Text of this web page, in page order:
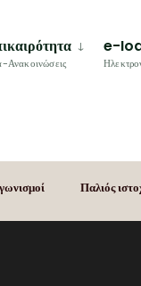
Ανακοινώσεις
e-
Παλιός